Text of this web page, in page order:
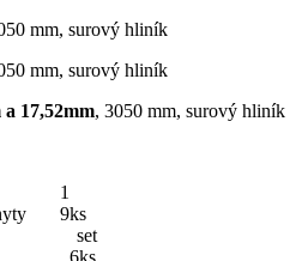
mm, surový hliník
mm, surový hliník
a 17,52mm, 3050 mm, surový hliník
1
9ks
set
6ks